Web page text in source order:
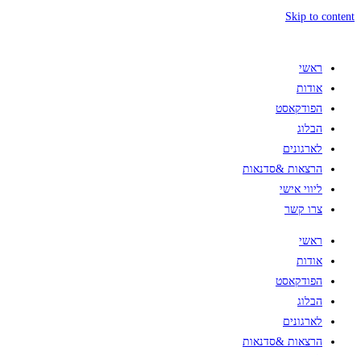
Skip to content
ראשי
אודות
הפודקאסט
הבלוג
לארגונים
הרצאות &סדנאות
ליווי אישי
צרו קשר
ראשי
אודות
הפודקאסט
הבלוג
לארגונים
הרצאות &סדנאות